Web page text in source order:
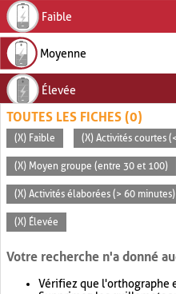
Faible
Moyenne
Élevée
TOUTES LES FICHES (0)
(X) Faible (X) Activités courtes
(X) Moyen groupe (entre 30 et 100)
(X) Activités élaborées (> 60 minutes)
(X) Élevée
Votre recherche n'a donné
Vérifiez que l'orthographe